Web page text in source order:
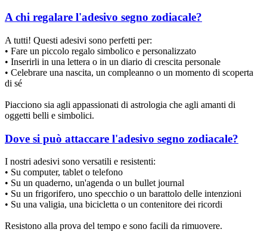
A chi regalare l'adesivo segno zodiacale?
A tutti! Questi adesivi sono perfetti per:
• Fare un piccolo regalo simbolico e personalizzato
• Inserirli in una lettera o in un diario di crescita personale
• Celebrare una nascita, un compleanno o un momento di scoperta
di sé
Piacciono sia agli appassionati di astrologia che agli amanti di
oggetti belli e simbolici.
Dove si può attaccare l'adesivo segno zodiacale?
I nostri adesivi sono versatili e resistenti:
• Su computer, tablet o telefono
• Su un quaderno, un'agenda o un bullet journal
• Su un frigorifero, uno specchio o un barattolo delle intenzioni
• Su una valigia, una bicicletta o un contenitore dei ricordi
Resistono alla prova del tempo e sono facili da rimuovere.